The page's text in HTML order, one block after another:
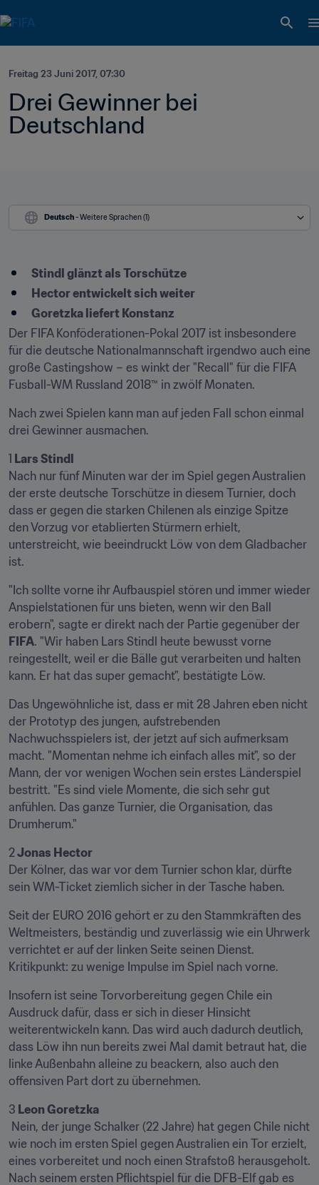
Freitag 23 Juni 2017, 07:30
Drei Gewinner bei
Deutschland
Deutsch - Weitere Sprachen (1)
Stindl glänzt als Torschütze
Hector entwickelt sich weiter
Goretzka liefert Konstanz
Der FIFA Konföderationen-Pokal 2017 ist insbesondere
für die deutsche Nationalmannschaft irgendwo auch eine
große Castingshow – es winkt der "Recall" für die FIFA
Fusball-WM Russland 2018™ in zwölf Monaten.
Nach zwei Spielen kann man auf jeden Fall schon einmal
drei Gewinner ausmachen.
1 Lars Stindl
Nach nur fünf Minuten war der im Spiel gegen Australien
der erste deutsche Torschütze in diesem Turnier, doch
dass er gegen die starken Chilenen als einzige Spitze
den Vorzug vor etablierten Stürmern erhielt,
unterstreicht, wie beeindruckt Löw von dem Gladbacher
ist.
"Ich sollte vorne ihr Aufbauspiel stören und immer wieder
Anspielstationen für uns bieten, wenn wir den Ball
FIFA. "Wir haben Lars Stindl heute bewusst vorne
reingestellt, weil er die Bälle gut verarbeiten und halten
kann. Er hat das super gemacht", bestätigte Löw.
Das Ungewöhnliche ist, dass er mit 28 Jahren eben nicht
der Prototyp des jungen, aufstrebenden
Nachwuchsspielers ist, der jetzt auf sich aufmerksam
macht. "Momentan nehme ich einfach alles mit", so der
Mann, der vor wenigen Wochen sein erstes Länderspiel
bestritt. "Es sind viele Momente, die sich sehr gut
anfühlen. Das ganze Turnier, die Organisation, das
Drumherum."
2 Jonas Hector
Der Kölner, das war vor dem Turnier schon klar, dürfte
sein WM-Ticket ziemlich sicher in der Tasche haben.
Seit der EURO 2016 gehört er zu den Stammkräften des
Weltmeisters, beständig und zuverlässig wie ein Uhrwerk
verrichtet er auf der linken Seite seinen Dienst.
Kritikpunkt: zu wenige Impulse im Spiel nach vorne.
Insofern ist seine Torvorbereitung gegen Chile ein
Ausdruck dafür, dass er sich in dieser Hinsicht
weiterentwickeln kann. Das wird auch dadurch deutlich,
dass Löw ihn nun bereits zwei Mal damit betraut hat, die
linke Außenbahn alleine zu beackern, also auch den
offensiven Part dort zu übernehmen.
3
wie noch im ersten Spiel gegen Australien ein Tor erzielt,
eines vorbereitet und noch einen Strafstoß herausgeholt.
Nach seinem ersten Pflichtspiel für die DFB-Elf gab es